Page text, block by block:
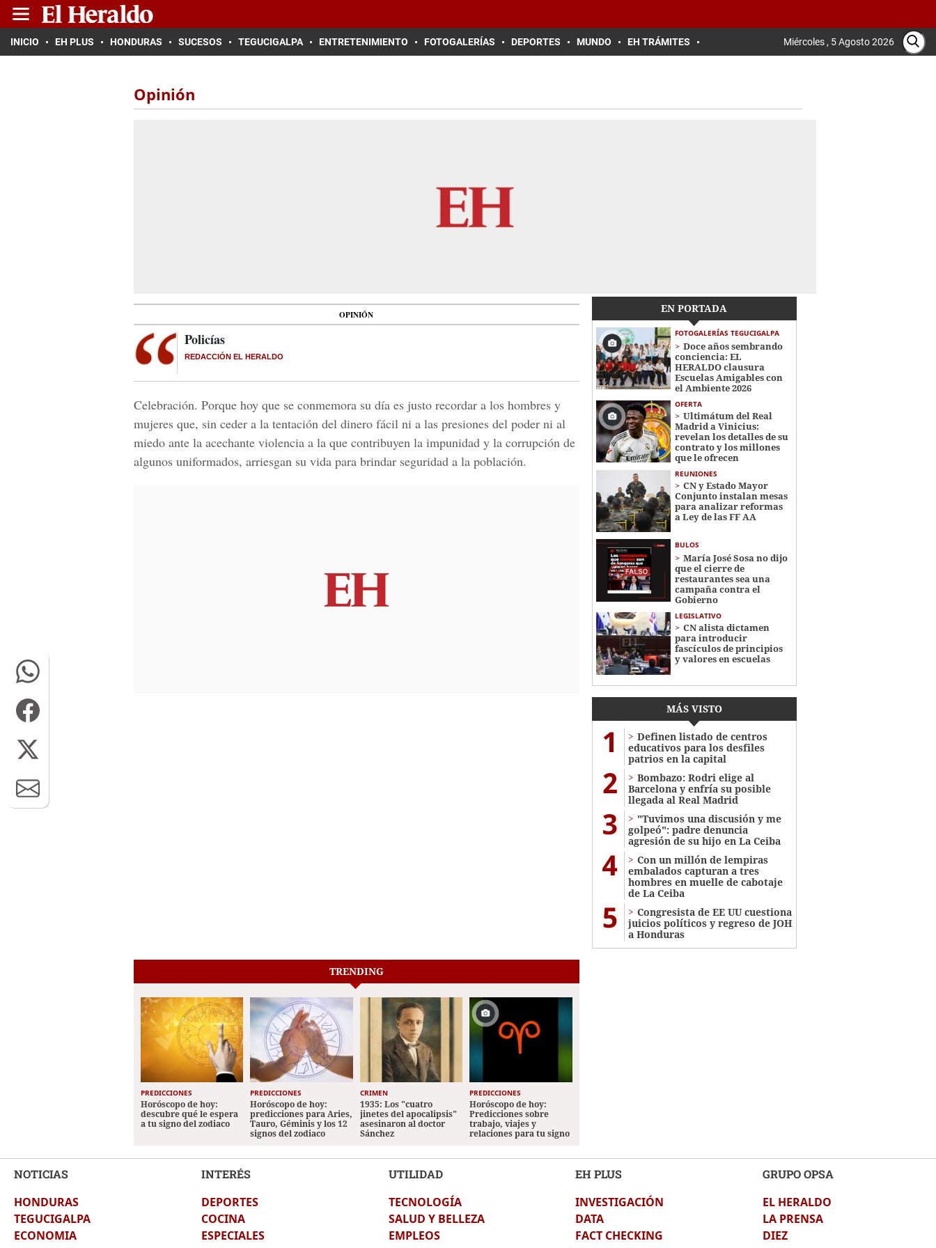
INICIO EH PLUS HONDURAS SUCESOS TEGUCIGALPA ENTRETENIMIENTO FOTOGALERÍAS DEPORTES MUNDO EH TRÁMITES Miércoles , 5 Agosto 2026
Opinión
OPINIÓN
Policías
REDACCIÓN EL HERALDO
Celebración. Porque hoy que se conmemora su día es justo recordar a los hombres y
mujeres que, sin ceder a la tentación del dinero fácil ni a las presiones del poder ni al
miedo ante la acechante violencia a la que contribuyen la impunidad y la corrupción de
algunos uniformados, arriesgan su vida para brindar seguridad a la población.
EN PORTADA
FOTOGALERÍAS TEGUCIGALPA
Doce años sembrando
conciencia: EL
HERALDO clausura
Escuelas Amigables con
el Ambiente 2026
OFERTA
Ultimátum del Real
Madrid a Vinicius:
revelan los detalles de su
contrato y los millones
que le ofrecen
REUNIONES
CN y Estado Mayor
Conjunto instalan mesas
para analizar reformas
a Ley de las FF AA
BULOS
María José Sosa no dijo
que el cierre de
restaurantes sea una
campaña contra el
Gobierno
LEGISLATIVO
CN alista dictamen
para introducir
fascículos de principios
y valores en escuelas
MÁS VISTO
1
Definen listado de centros
educativos para los desfiles
patrios en la capital
2
Bombazo: Rodri elige al
Barcelona y enfría su posible
llegada al Real Madrid
3
"Tuvimos una discusión y me
golpeó": padre denuncia
agresión de su hijo en La Ceiba
4
Con un millón de lempiras
embalados capturan a tres
hombres en muelle de cabotaje
de La Ceiba
5
Congresista de EE UU cuestiona
juicios políticos y regreso de JOH
a Honduras
TRENDING
PREDICCIONES
Horóscopo de hoy:
descubre qué le espera
a tu signo del zodiaco
PREDICCIONES
Horóscopo de hoy:
predicciones para Aries,
Tauro, Géminis y los 12
signos del zodiaco
CRIMEN
1935: Los "cuatro
jinetes del apocalipsis"
asesinaron al doctor
Sánchez
PREDICCIONES
Horóscopo de hoy:
Predicciones sobre
trabajo, viajes y
relaciones para tu signo
NOTICIAS
HONDURAS
TEGUCIGALPA
ECONOMIA
INTERÉS
DEPORTES
COCINA
ESPECIALES
UTILIDAD
TECNOLOGÍA
SALUD Y BELLEZA
EMPLEOS
EH PLUS
INVESTIGACIÓN
DATA
FACT CHECKING
GRUPO OPSA
EL HERALDO
LA PRENSA
DIEZ